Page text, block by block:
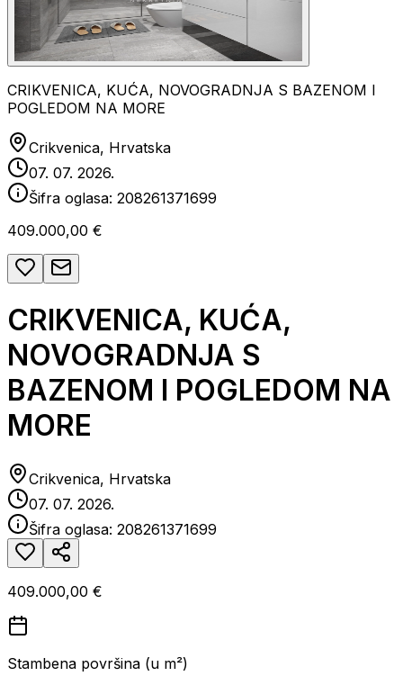
CRIKVENICA, KUĆA, NOVOGRADNJA S BAZENOM I
POGLEDOM NA MORE
Crikvenica, Hrvatska
07. 07. 2026.
Šifra oglasa: 208261371699
409.000,00 €
CRIKVENICA, KUĆA,
NOVOGRADNJA S
BAZENOM I POGLEDOM NA
MORE
Crikvenica, Hrvatska
07. 07. 2026.
Šifra oglasa: 208261371699
409.000,00 €
Stambena površina (u m²)